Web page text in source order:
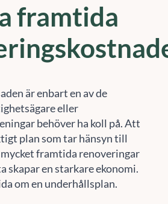
framtida
är enbart en av de
eller
behöver ha koll på. Att
plan som tar hänsyn till
framtida renoveringar
skapar en starkare ekonomi.
om en underhållsplan.